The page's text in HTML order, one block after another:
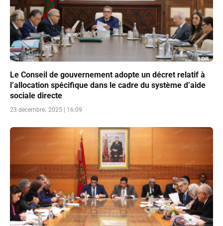
Le Conseil de gouvernement adopte un décret relatif à
l’allocation spécifique dans le cadre du système d’aide
sociale directe
23 décembre، 2025 | 16:09